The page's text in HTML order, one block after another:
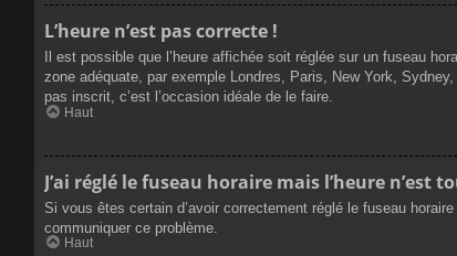
L’heure n’est pas correcte !
Il est possible que l’heure affichée soit réglée sur un fuseau
zone adéquate, par exemple Londres, Paris, New York,
pas inscrit, c’est l’occasion idéale de le faire.
Haut
J’ai réglé le fuseau horaire mais l’heure n’est
Si vous êtes certain d’avoir correctement réglé le fuseau
communiquer ce problème.
Haut